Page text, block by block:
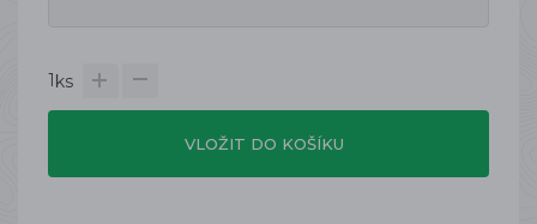
1ks
VLOŽIT DO KOŠÍKU